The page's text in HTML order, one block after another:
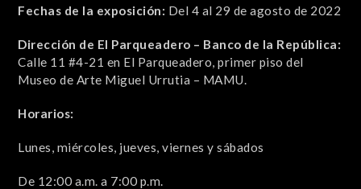
Fechas de la exposición: Del 4 al 29 de agosto de 2022
Dirección de El Parqueadero – Banco de la República:
Calle 11 #4-21 en El Parqueadero,primer piso del
Museo de Arte Miguel Urrutia – MAMU.
Horarios:
Lunes, miércoles, jueves, viernes y sábados
De 12:00 a.m. a 7:00 p.m.